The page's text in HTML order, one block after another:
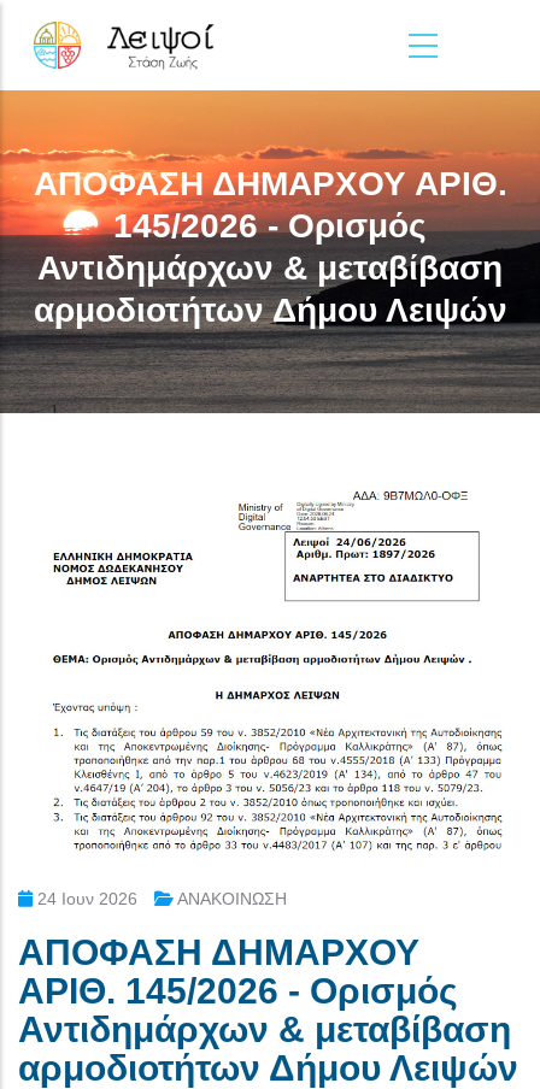
ΑΠΟΦΑΣΗ ΔΗΜΑΡΧΟΥ ΑΡΙΘ.
145/2026 - Ορισμός
Αντιδημάρχων & μεταβίβαση
αρμοδιοτήτων Δήμου Λειψών
24 Ιουν 2026 ΑΝΑΚΟΙΝΩΣΗ
ΑΠΟΦΑΣΗ ΔΗΜΑΡΧΟΥ
ΑΡΙΘ. 145/2026 - Ορισμός
Αντιδημάρχων & μεταβίβαση
αρμοδιοτήτων Δήμου Λειψών